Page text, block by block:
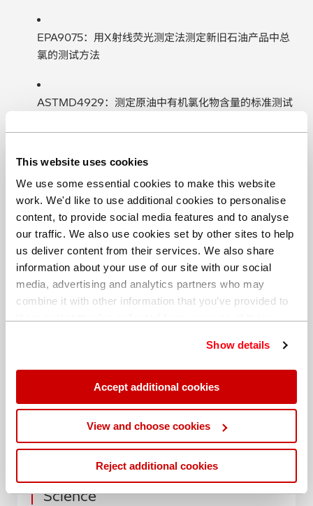
This website uses cookies
We use some essential cookies to make this website
work. We'd like to use additional cookies to personalise
content, to provide social media features and to analyse
our traffic. We also use cookies set by other sites to help
us deliver content from their services. We also share
information about your use of our site with our social
media, advertising and analytics partners who may
combine it with other information that you’ve provided to
Show details
Accept additional cookies
View and choose cookies
Reject additional cookies
EPA9075：用X射线荧光测定法测定新旧石油产品中总
氯的测试方法
ASTMD4929：测定原油中有机氯化物含量的标准测试
如果您想了解更多关于石油产品XRF分析的信息，请联系我
们的专家。
了解更多
分享博客
日期: 15 April 2019
作者: Hitachi High-Tech Analytical
Science